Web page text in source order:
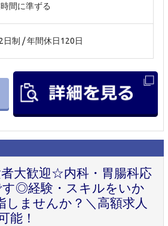
間に準ずる
日制 / 年間休日120日
者大歓迎☆内科・胃腸科応
す◎経験・スキルをいか
しませんか？＼高額求人
能！